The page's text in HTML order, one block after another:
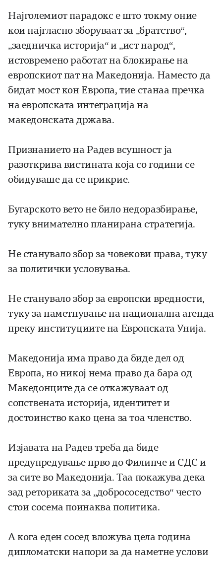
Најголемиот парадокс е што токму оние
кои најгласно зборуваат за „братство“,
„заедничка историја“ и „ист народ“,
истовремено работат на блокирање на
европскиот пат на Македонија. Наместо да
бидат мост кон Европа, тие станаа пречка
на европската интеграција на
македонската држава.
Признанието на Радев всушност ја
разоткрива вистината која со години се
обидуваше да се прикрие.
Бугарското вето не било недоразбирање,
туку внимателно планирана стратегија.
Не станувало збор за човекови права, туку
за политички условувања.
Не станувало збор за европски вредности,
туку за наметнување на национална агенда
преку институциите на Европската Унија.
Македонија има право да биде дел од
Европа, но никој нема право да бара од
Македонците да се откажуваат од
сопствената историја, идентитет и
достоинство како цена за тоа членство.
Изјавата на Радев треба да биде
предупредување прво до Филипче и СДС и
за сите во Македонија. Таа покажува дека
зад реториката за „добрососедство“ често
стои сосема поинаква политика.
А кога еден сосед вложува цела година
дипломатски напори за да наметне услови